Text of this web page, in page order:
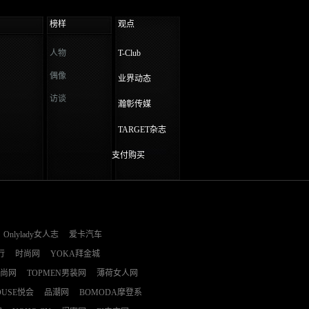
榜样 观点
人物
偶像
访谈
T-Club
业界动态
瀚彰传媒
TARGET杂志
支付购买
Onlylady女人志
爱卡汽车
时尚网
YOKA拜金城
网
TOPMEN男装网
薄荷女人网
悦会
品潮网
BOMODA摩登系